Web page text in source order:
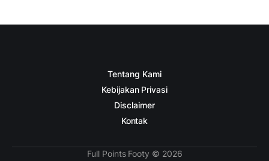
Tentang Kami
Kebijakan Privasi
Disclaimer
Kontak
Full Points Footy © 2026